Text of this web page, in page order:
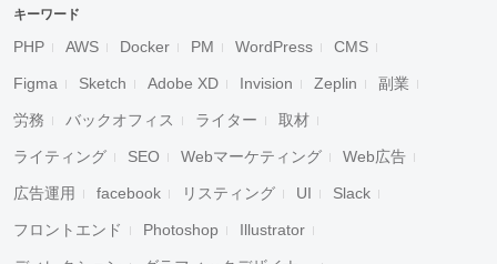
キーワード
PHP AWS Docker PM WordPress CMS
Figma Sketch Adobe XD Invision Zeplin 副業
労務 バックオフィス ライター 取材
ライティング SEO Webマーケティング Web広告
広告運用 facebook リスティング UI Slack
フロントエンド Photoshop Illustrator